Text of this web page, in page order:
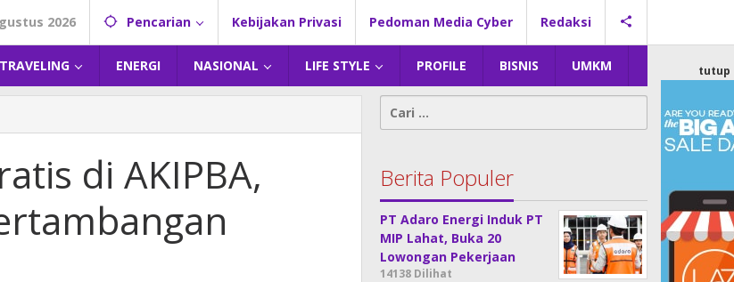
2026 Pencarian Kebijakan Privasi Pedoman Media Cyber Redaksi
TRAVELING ENERGI NASIONAL LIFE STYLE PROFILE BISNIS UMKM tutup
di AKIPBA,
Cari
untuk:
Berita Populer
PT Adaro Energi Induk PT
MIP Lahat, Buka 20
Lowongan Pekerjaan
14138 Dilihat